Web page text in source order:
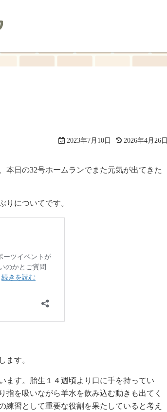
2023年7月10日 2026年4月26日
本日の32号ホームランでまた元気が出てきた
りについてです。
ます。
ます。胎生１４週頃より口に手を持ってい
を吸いながら羊水を飲み込む動きも出てく
練習として重要な役割を果たしていると考え